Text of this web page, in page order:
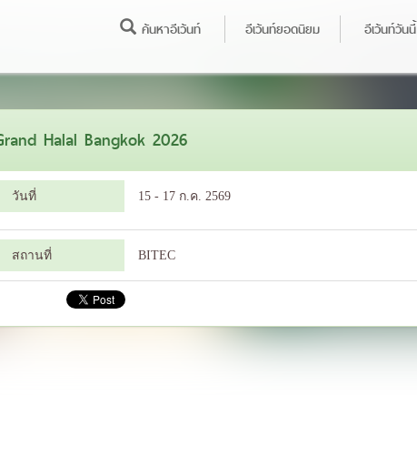
ค้นหาอีเว้นท์ อีเว้นท์ยอดนิยม อีเว้นท์วันนี้
Halal Bangkok 2026
วันที่ 15 - 17 ก.ค. 2569
สถานที่ BITEC